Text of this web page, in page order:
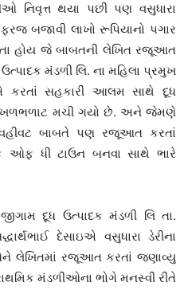
નિવૃત્ત થયા પછી પણ વસુધારા
બજાવી લાખો રૂપિયાનો પગાર
હોય જે બાબતની લેખિત રજૂઆત
મંડળી લિ. ના મહિલા પ્રમુખ
કરતાં સહકારી આલમ સાથે દૂધ
ખળભળાટ મચી ગયો છે. અને જેમણે
વહીવટ બાબતે પણ રજૂઆત કરતાં
ઓફ ધી ટાઉન બનવા સાથે ભારે
દૂધ ઉત્પાદક મંડળી લિ તા.
દેસાઇએ વસુધારા ડેરીના
લેખિતમાં રજૂઆત કરતાં જણાવ્યુ
મંડળીઓના ભોગે મનસ્વી રીતે